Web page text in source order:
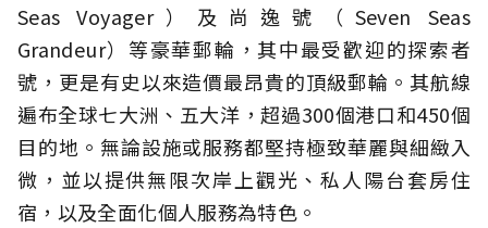
Seas Voyager）及尚逸號（Seven Seas
Grandeur）等豪華郵輪，其中最受歡迎的探索者
號，更是有史以來造價最昂貴的頂級郵輪。其航線
遍布全球七大洲、五大洋，超過300個港口和450個
目的地。無論設施或服務都堅持極致華麗與細緻入
微，並以提供無限次岸上觀光、私人陽台套房住
宿，以及全面化個人服務為特色。